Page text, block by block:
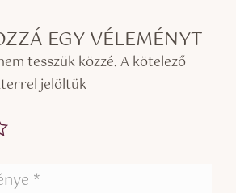
EGY VÉLEMÉNYT
tesszük közzé.A kötelező
jelöltük